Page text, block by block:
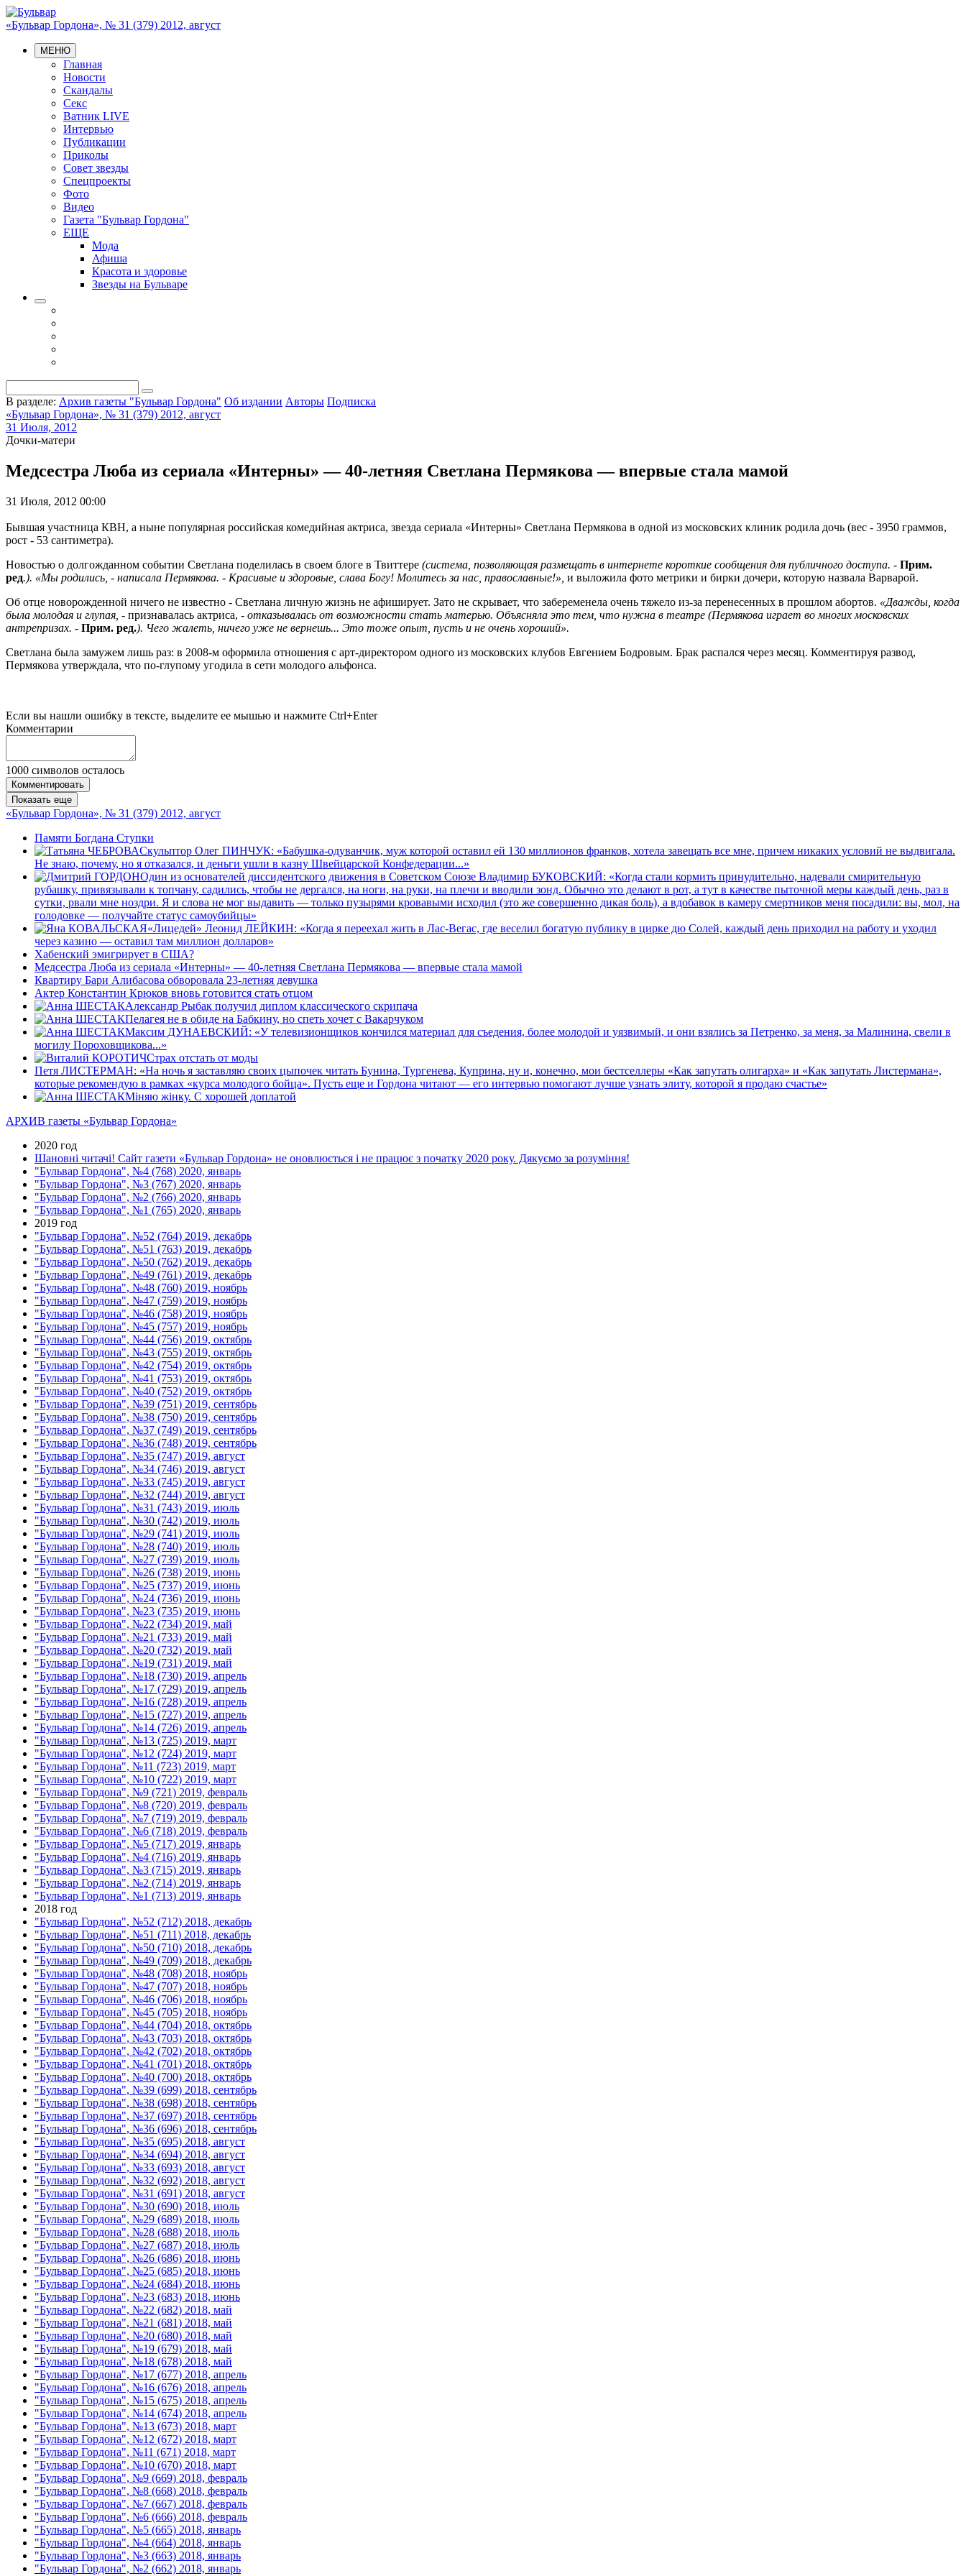
«Бульвар Гордона», № 31 (379) 2012, август
МЕНЮ
Главная
Новости
Скандалы
Секс
Ватник LIVE
Интервью
Публикации
Приколы
Совет звезды
Спецпроекты
Фото
Видео
Газета "Бульвар Гордона"
ЕЩЕ
Мода
Афиша
Красота и здоровье
Звезды на Бульваре
В разделе: Архив газеты "Бульвар Гордона" Об издании Авторы Подписка
«Бульвар Гордона», № 31 (379) 2012, август
31 Июля, 2012
Дочки-матери
Медсестра Люба из сериала «Интерны» — 40-летняя Светлана Пермякова — впервые стала мамой
31 Июля, 2012 00:00
Бывшая участница КВН, а ныне популярная российская комедийная актриса, звезда сериала «Интерны» Светлана Пермякова в одной из московских клиник родила дочь (вес - 3950 граммов,
рост - 53 сантиметра).
Новостью о долгожданном событии Светлана поделилась в своем блоге в Твиттере (система, позволяющая размещать в интернете короткие сообщения для публичного доступа. - Прим.
ред.). «Мы родились, - написала Пермякова. - Красивые и здоровые, слава Богу! Молитесь за нас, православные!», и выложила фото метрики и бирки дочери, которую назвала Варварой.
Об отце новорожденной ничего не известно - Светлана личную жизнь не афиширует. Зато не скрывает, что забеременела очень тяжело из-за перенесенных в прошлом абортов. «Дважды, когда
была молодая и глупая, - признавалась актриса, - отказывалась от возможности стать матерью. Объясняла это тем, что нужна в театре (Пермякова играет во многих московских
антрепризах. - Прим. ред.). Чего жалеть, ничего уже не вернешь... Это тоже опыт, пусть и не очень хороший».
Светлана была замужем лишь раз: в 2008-м оформила отношения с арт-директором одного из московских клубов Евгением Бодровым. Брак распался через месяц. Комментируя развод,
Пермякова утверждала, что по-глупому угодила в сети молодого альфонса.
Если вы нашли ошибку в тексте, выделите ее мышью и нажмите Ctrl+Enter
Комментарии
1000 символов осталось
Комментировать
Показать еще
«Бульвар Гордона», № 31 (379) 2012, август
Памяти Богдана Ступки
Скульптор Олег ПИНЧУК: «Бабушка-одуванчик, муж которой оставил ей 130 миллионов франков, хотела завещать все мне, причем никаких условий не выдвигала.
Не знаю, почему, но я отказался, и деньги ушли в казну Швейцарской Конфедерации...»
Один из основателей диссидентского движения в Советском Союзе Владимир БУКОВСКИЙ: «Когда стали кормить принудительно, надевали смирительную
рубашку, привязывали к топчану, садились, чтобы не дергался, на ноги, на руки, на плечи и вводили зонд. Обычно это делают в рот, а тут в качестве пыточной меры каждый день, раз в
сутки, рвали мне ноздри. Я и слова не мог выдавить — только пузырями кровавыми исходил (это же совершенно дикая боль), а вдобавок в камеру смертников меня посадили: вы, мол, на
голодовке — получайте статус самоубийцы»
«Лицедей» Леонид ЛЕЙКИН: «Когда я переехал жить в Лас-Вегас, где веселил богатую публику в цирке дю Солей, каждый день приходил на работу и уходил
через казино — оставил там миллион долларов»
Хабенский эмигрирует в США?
Медсестра Люба из сериала «Интерны» — 40-летняя Светлана Пермякова — впервые стала мамой
Квартиру Бари Алибасова обворовала 23-летняя девушка
Актер Константин Крюков вновь готовится стать отцом
Александр Рыбак получил диплом классического скрипача
Пелагея не в обиде на Бабкину, но спеть хочет с Вакарчуком
Максим ДУНАЕВСКИЙ: «У телевизионщиков кончился материал для съедения, более молодой и уязвимый, и они взялись за Петренко, за меня, за Малинина, свели в
могилу Пороховщикова...»
Страх отстать от моды
Петя ЛИСТЕРМАН: «На ночь я заставляю своих цыпочек читать Бунина, Тургенева, Куприна, ну и, конечно, мои бестселлеры «Как запутать олигарха» и «Как запутать Листермана»,
которые рекомендую в рамках «курса молодого бойца». Пусть еще и Гордона читают — его интервью помогают лучше узнать элиту, которой я продаю счастье»
Мiняю жiнку. С хорошей доплатой
АРХИВ газеты «Бульвар Гордона»
2020 год
Шановні читачі! Сайт газети «Бульвар Гордона» не оновлюється і не працює з початку 2020 року. Дякуємо за розуміння!
"Бульвар Гордона", №4 (768) 2020, январь
"Бульвар Гордона", №3 (767) 2020, январь
"Бульвар Гордона", №2 (766) 2020, январь
"Бульвар Гордона", №1 (765) 2020, январь
2019 год
"Бульвар Гордона", №52 (764) 2019, декабрь
"Бульвар Гордона", №51 (763) 2019, декабрь
"Бульвар Гордона", №50 (762) 2019, декабрь
"Бульвар Гордона", №49 (761) 2019, декабрь
"Бульвар Гордона", №48 (760) 2019, ноябрь
"Бульвар Гордона", №47 (759) 2019, ноябрь
"Бульвар Гордона", №46 (758) 2019, ноябрь
"Бульвар Гордона", №45 (757) 2019, ноябрь
"Бульвар Гордона", №44 (756) 2019, октябрь
"Бульвар Гордона", №43 (755) 2019, октябрь
"Бульвар Гордона", №42 (754) 2019, октябрь
"Бульвар Гордона", №41 (753) 2019, октябрь
"Бульвар Гордона", №40 (752) 2019, октябрь
"Бульвар Гордона", №39 (751) 2019, сентябрь
"Бульвар Гордона", №38 (750) 2019, сентябрь
"Бульвар Гордона", №37 (749) 2019, сентябрь
"Бульвар Гордона", №36 (748) 2019, сентябрь
"Бульвар Гордона", №35 (747) 2019, август
"Бульвар Гордона", №34 (746) 2019, август
"Бульвар Гордона", №33 (745) 2019, август
"Бульвар Гордона", №32 (744) 2019, август
"Бульвар Гордона", №31 (743) 2019, июль
"Бульвар Гордона", №30 (742) 2019, июль
"Бульвар Гордона", №29 (741) 2019, июль
"Бульвар Гордона", №28 (740) 2019, июль
"Бульвар Гордона", №27 (739) 2019, июль
"Бульвар Гордона", №26 (738) 2019, июнь
"Бульвар Гордона", №25 (737) 2019, июнь
"Бульвар Гордона", №24 (736) 2019, июнь
"Бульвар Гордона", №23 (735) 2019, июнь
"Бульвар Гордона", №22 (734) 2019, май
"Бульвар Гордона", №21 (733) 2019, май
"Бульвар Гордона", №20 (732) 2019, май
"Бульвар Гордона", №19 (731) 2019, май
"Бульвар Гордона", №18 (730) 2019, апрель
"Бульвар Гордона", №17 (729) 2019, апрель
"Бульвар Гордона", №16 (728) 2019, апрель
"Бульвар Гордона", №15 (727) 2019, апрель
"Бульвар Гордона", №14 (726) 2019, апрель
"Бульвар Гордона", №13 (725) 2019, март
"Бульвар Гордона", №12 (724) 2019, март
"Бульвар Гордона", №11 (723) 2019, март
"Бульвар Гордона", №10 (722) 2019, март
"Бульвар Гордона", №9 (721) 2019, февраль
"Бульвар Гордона", №8 (720) 2019, февраль
"Бульвар Гордона", №7 (719) 2019, февраль
"Бульвар Гордона", №6 (718) 2019, февраль
"Бульвар Гордона", №5 (717) 2019, январь
"Бульвар Гордона", №4 (716) 2019, январь
"Бульвар Гордона", №3 (715) 2019, январь
"Бульвар Гордона", №2 (714) 2019, январь
"Бульвар Гордона", №1 (713) 2019, январь
2018 год
"Бульвар Гордона", №52 (712) 2018, декабрь
"Бульвар Гордона", №51 (711) 2018, декабрь
"Бульвар Гордона", №50 (710) 2018, декабрь
"Бульвар Гордона", №49 (709) 2018, декабрь
"Бульвар Гордона", №48 (708) 2018, ноябрь
"Бульвар Гордона", №47 (707) 2018, ноябрь
"Бульвар Гордона", №46 (706) 2018, ноябрь
"Бульвар Гордона", №45 (705) 2018, ноябрь
"Бульвар Гордона", №44 (704) 2018, октябрь
"Бульвар Гордона", №43 (703) 2018, октябрь
"Бульвар Гордона", №42 (702) 2018, октябрь
"Бульвар Гордона", №41 (701) 2018, октябрь
"Бульвар Гордона", №40 (700) 2018, октябрь
"Бульвар Гордона", №39 (699) 2018, сентябрь
"Бульвар Гордона", №38 (698) 2018, сентябрь
"Бульвар Гордона", №37 (697) 2018, сентябрь
"Бульвар Гордона", №36 (696) 2018, сентябрь
"Бульвар Гордона", №35 (695) 2018, август
"Бульвар Гордона", №34 (694) 2018, август
"Бульвар Гордона", №33 (693) 2018, август
"Бульвар Гордона", №32 (692) 2018, август
"Бульвар Гордона", №31 (691) 2018, август
"Бульвар Гордона", №30 (690) 2018, июль
"Бульвар Гордона", №29 (689) 2018, июль
"Бульвар Гордона", №28 (688) 2018, июль
"Бульвар Гордона", №27 (687) 2018, июль
"Бульвар Гордона", №26 (686) 2018, июнь
"Бульвар Гордона", №25 (685) 2018, июнь
"Бульвар Гордона", №24 (684) 2018, июнь
"Бульвар Гордона", №23 (683) 2018, июнь
"Бульвар Гордона", №22 (682) 2018, май
"Бульвар Гордона", №21 (681) 2018, май
"Бульвар Гордона", №20 (680) 2018, май
"Бульвар Гордона", №19 (679) 2018, май
"Бульвар Гордона", №18 (678) 2018, май
"Бульвар Гордона", №17 (677) 2018, апрель
"Бульвар Гордона", №16 (676) 2018, апрель
"Бульвар Гордона", №15 (675) 2018, апрель
"Бульвар Гордона", №14 (674) 2018, апрель
"Бульвар Гордона", №13 (673) 2018, март
"Бульвар Гордона", №12 (672) 2018, март
"Бульвар Гордона", №11 (671) 2018, март
"Бульвар Гордона", №10 (670) 2018, март
"Бульвар Гордона", №9 (669) 2018, февраль
"Бульвар Гордона", №8 (668) 2018, февраль
"Бульвар Гордона", №7 (667) 2018, февраль
"Бульвар Гордона", №6 (666) 2018, февраль
"Бульвар Гордона", №5 (665) 2018, январь
"Бульвар Гордона", №4 (664) 2018, январь
"Бульвар Гордона", №3 (663) 2018, январь
"Бульвар Гордона", №2 (662) 2018, январь